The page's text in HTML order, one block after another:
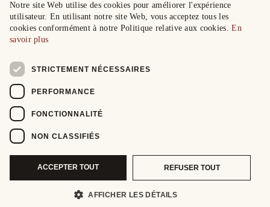
Notre site Web utilise des cookies pour améliorer l'expérience
utilisateur. En utilisant notre site Web, vous acceptez tous les
cookies conformément à notre Politique relative aux cookies.En
savoir plus
STRICTEMENT NÉCESSAIRES
PERFORMANCE
FONCTIONNALITÉ
NON CLASSIFIÉS
ACCEPTER TOUT REFUSER TOUT
AFFICHER LES DÉTAILS